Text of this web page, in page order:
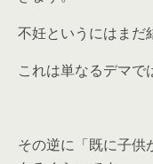
不妊というにはまだ
これは単なるデマで
その逆に「既に子供